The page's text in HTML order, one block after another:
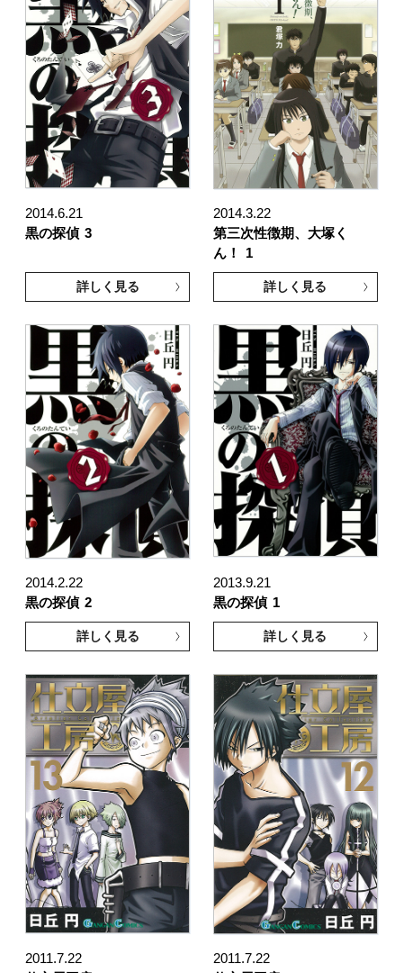
2014.6.21
黒の探偵 3
詳しく見る
2014.3.22
第三次性徴期、大塚く
ん！
1
詳しく見る
2014.2.22
黒の探偵 2
詳しく見る
2013.9.21
黒の探偵 1
詳しく見る
2011.7.22
2011.7.22